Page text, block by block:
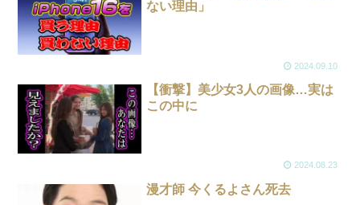
ない理由」
2024.09.10
【衝撃】美少女3人の画像…実は
この中に
2024.08.23
漫才師 今くるよさん死去